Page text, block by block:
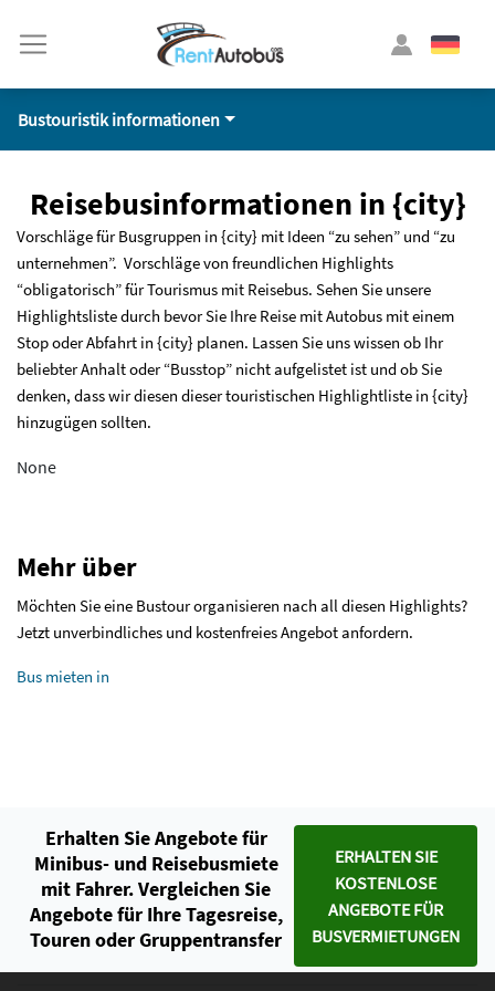
Bustouristik informationen
Reisebusinformationen in {city}
Vorschläge für Busgruppen in {city} mit Ideen “zu sehen” und “zu
unternehmen”. Vorschläge von freundlichen Highlights
“obligatorisch” für Tourismus mit Reisebus. Sehen Sie unsere
Highlightsliste durch bevor Sie Ihre Reise mit Autobus mit einem
Stop oder Abfahrt in {city} planen. Lassen Sie uns wissen ob Ihr
beliebter Anhalt oder “Busstop” nicht aufgelistet ist und ob Sie
denken, dass wir diesen dieser touristischen Highlightliste in {city}
hinzugügen sollten.
None
Mehr über
Möchten Sie eine Bustour organisieren nach all diesen Highlights?
Jetzt unverbindliches und kostenfreies Angebot anfordern.
Bus mieten in
Erhalten Sie Angebote für
Minibus- und Reisebusmiete
mit Fahrer. Vergleichen Sie
Angebote für Ihre Tagesreise,
Touren oder Gruppentransfer
ERHALTEN SIE
KOSTENLOSE
ANGEBOTE FÜR
BUSVERMIETUNGEN